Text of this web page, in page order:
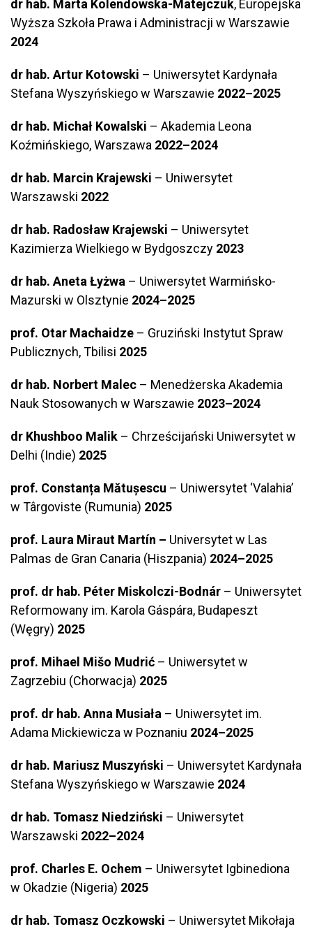
dr hab. Marta Kolendowska-Matejczuk, Europejska
Wyższa Szkoła Prawa i Administracji w Warszawie
2024
dr hab. Artur Kotowski – Uniwersytet Kardynała
Stefana Wyszyńskiego w Warszawie 2022–2025
dr hab. Michał Kowalski – Akademia Leona
Koźmińskiego, Warszawa 2022–2024
dr hab. Marcin Krajewski – Uniwersytet
Warszawski 2022
dr hab. Radosław Krajewski – Uniwersytet
Kazimierza Wielkiego w Bydgoszczy 2023
dr hab. Aneta Łyżwa – Uniwersytet Warmińsko-
Mazurski w Olsztynie 2024–2025
prof. Otar Machaidze – Gruziński Instytut Spraw
Publicznych, Tbilisi 2025
dr hab. Norbert Malec – Menedżerska Akademia
Nauk Stosowanych w Warszawie 2023–2024
dr Khushboo Malik – Chrześcijański Uniwersytet w
Delhi (Indie) 2025
prof. Constanța Mătușescu – Uniwersytet ‘Valahia’
w Târgoviste (Rumunia) 2025
prof. Laura Miraut Martín – Universytet w Las
Palmas de Gran Canaria (Hiszpania) 2024–2025
prof. dr hab. Péter Miskolczi-Bodnár – Uniwersytet
Reformowany im. Karola Gáspára, Budapeszt
(Węgry) 2025
prof. Mihael Mišo Mudrić – Uniwersytet w
Zagrzebiu (Chorwacja) 2025
prof. dr hab. Anna Musiała – Uniwersytet im.
Adama Mickiewicza w Poznaniu 2024–2025
dr hab. Mariusz Muszyński – Uniwersytet Kardynała
Stefana Wyszyńskiego w Warszawie 2024
dr hab. Tomasz Niedziński – Uniwersytet
Warszawski 2022–2024
prof. Charles E. Ochem – Uniwersytet Igbinediona
w Okadzie (Nigeria) 2025
dr hab. Tomasz Oczkowski – Uniwersytet Mikołaja